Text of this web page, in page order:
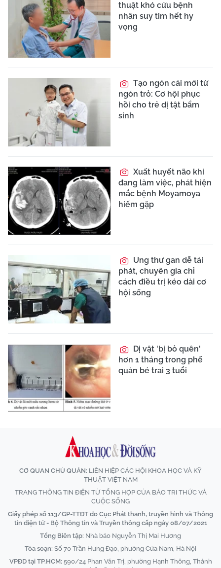
thuật khó cứu bệnh
nhân suy tim hết hy
vọng
Tạo ngón cái mới từ
ngón trỏ: Cơ hội phục
hồi cho trẻ dị tật bẩm
sinh
Xuất huyết não khi
đang làm việc, phát hiện
mắc bệnh Moyamoya
hiếm gặp
Ung thư gan dễ tái
phát, chuyên gia chỉ
cách điều trị kéo dài cơ
hội sống
Dị vật 'bị bỏ quên'
hơn 1 tháng trong phế
quản bé trai 3 tuổi
CƠ QUAN CHỦ QUẢN: LIÊN HIỆP CÁC HỘI KHOA HỌC VÀ KỸ
THUẬT VIỆT NAM
TRANG THÔNG TIN ĐIỆN TỬ TỔNG HỢP CỦA BÁO TRI THỨC VÀ
CUỘC SỐNG
Giấy phép số 113/GP-TTĐT do Cục Phát thanh, truyền hình và Thông
tin điện tử - Bộ Thông tin và Truyền thông cấp ngày 08/07/2021
Tổng Biên tập: Nhà báo Nguyễn Thị Mai Hương
Tòa soạn: Số 70 Trần Hưng Đạo, phường Cửa Nam, Hà Nội
VPĐD tại TP.HCM: 590/24 Phan Văn Trị, phường Hạnh Thông, Thành